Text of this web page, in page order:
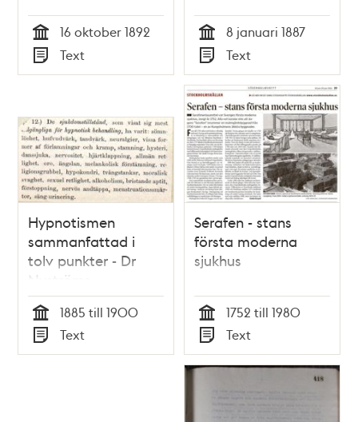
Nyström 1892
Tid
16 oktober 1892
Typ
Text Tid
8 januari 1887
Typ
Text
Hypnotismen
sammanfattad i
tolv punkter - Dr
Nyströms
föreläsningsanteckningar
Tid
1885 till 1900
Typ
Text
Serafen - stans
första moderna
sjukhus
Tid
1752 till 1980
Typ
Text